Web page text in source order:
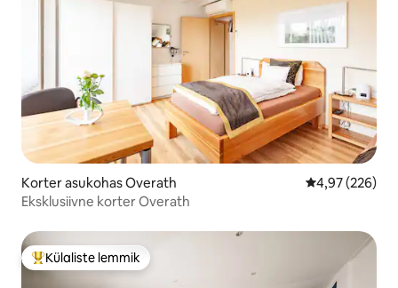
Korter asukohas Overath Keskmine
4,97 (226)
Eksklusiivne korter Overath
Külaliste suur lemmik
Külaliste lemmik